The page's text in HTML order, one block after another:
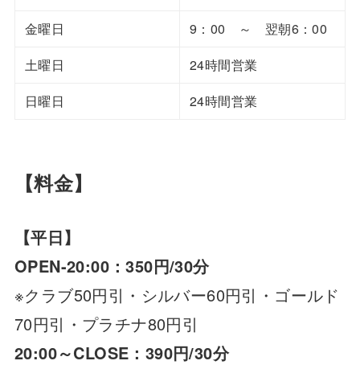
金曜日
9：00 ～ 翌朝6：00
土曜日
24時間営業
日曜日
24時間営業
【料金】
【平日】
OPEN-20:00：350円/30分
※クラブ50円引・シルバー60円引・ゴールド
70円引・プラチナ80円引
20:00～CLOSE：390円/30分